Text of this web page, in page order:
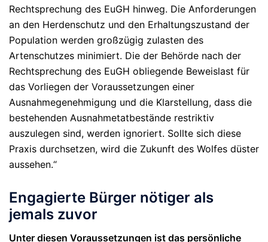
Rechtsprechung des EuGH hinweg. Die Anforderungen
an den Herdenschutz und den Erhaltungszustand der
Population werden großzügig zulasten des
Artenschutzes minimiert. Die der Behörde nach der
Rechtsprechung des EuGH obliegende Beweislast für
das Vorliegen der Voraussetzungen einer
Ausnahmegenehmigung und die Klarstellung, dass die
bestehenden Ausnahmetatbestände restriktiv
auszulegen sind, werden ignoriert. Sollte sich diese
Praxis durchsetzen, wird die Zukunft des Wolfes düster
aussehen.“
Engagierte Bürger nötiger als
jemals zuvor
Unter diesen Voraussetzungen ist das persönliche